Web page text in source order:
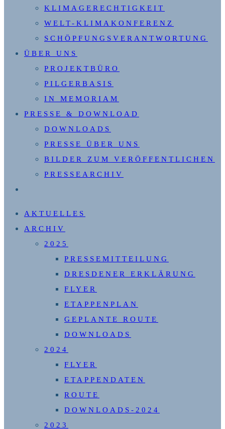
KLIMAGERECHTIGKEIT
WELT-KLIMAKONFERENZ
SCHÖPFUNGSVERANTWORTUNG
ÜBER UNS
PROJEKTBÜRO
PILGERBASIS
IN MEMORIAM
PRESSE & DOWNLOAD
DOWNLOADS
PRESSE ÜBER UNS
BILDER ZUM VERÖFFENTLICHEN
PRESSEARCHIV
UMSCHALTEN
AKTUELLES
ARCHIV
2025
PRESSEMITTEILUNG
DRESDENER ERKLÄRUNG
FLYER
ETAPPENPLAN
GEPLANTE ROUTE
DOWNLOADS
2024
FLYER
ETAPPENDATEN
ROUTE
DOWNLOADS-2024
2023